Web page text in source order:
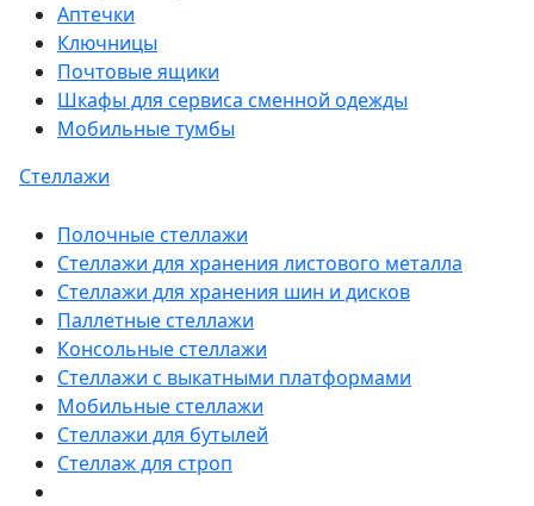
Аптечки
Ключницы
Почтовые ящики
Шкафы для сервиса сменной одежды
Мобильные тумбы
Стеллажи
Полочные стеллажи
Стеллажи для хранения листового металла
Стеллажи для хранения шин и дисков
Паллетные стеллажи
Консольные стеллажи
Стеллажи с выкатными платформами
Мобильные стеллажи
Стеллажи для бутылей
Стеллаж для строп